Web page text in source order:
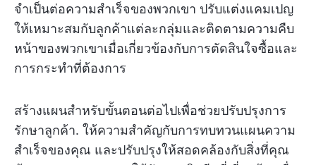
จำเป็นต่อความสำเร็จของพวกเขา ปรับแต่งแคมเปญ
ให้เหมาะสมกับลูกค้าแต่ละกลุ่มและติดตามความคืบ
หน้าของพวกเขาเมื่อเกี่ยวข้องกับการตัดสินใจซื้อและ
การกระทำที่ต้องการ
สร้างแผนสำหรับขั้นตอนต่อไปเพื่อช่วยปรับปรุงการ
รักษาลูกค้า. ให้ความสำคัญกับการทบทวนแผนความ
สำเร็จของคุณ และปรับปรุงให้สอดคล้องกับสิ่งที่คุณ